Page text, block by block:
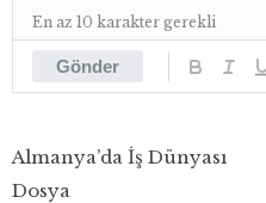
Gönder
En az 10 karakter gerekli
Almanya’da İş Dünyası
Dosya